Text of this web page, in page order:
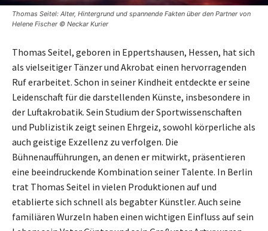
Thomas Seitel: Alter, Hintergrund und spannende Fakten über den Partner von
Helene Fischer © Neckar Kurier
Thomas Seitel, geboren in Eppertshausen, Hessen, hat sich
als vielseitiger Tänzer und Akrobat einen hervorragenden
Ruf erarbeitet. Schon in seiner Kindheit entdeckte er seine
Leidenschaft für die darstellenden Künste, insbesondere in
der Luftakrobatik. Sein Studium der Sportwissenschaften
und Publizistik zeigt seinen Ehrgeiz, sowohl körperliche als
auch geistige Exzellenz zu verfolgen. Die
Bühnenaufführungen, an denen er mitwirkt, präsentieren
eine beeindruckende Kombination seiner Talente. In Berlin
trat Thomas Seitel in vielen Produktionen auf und
etablierte sich schnell als begabter Künstler. Auch seine
familiären Wurzeln haben einen wichtigen Einfluss auf sein